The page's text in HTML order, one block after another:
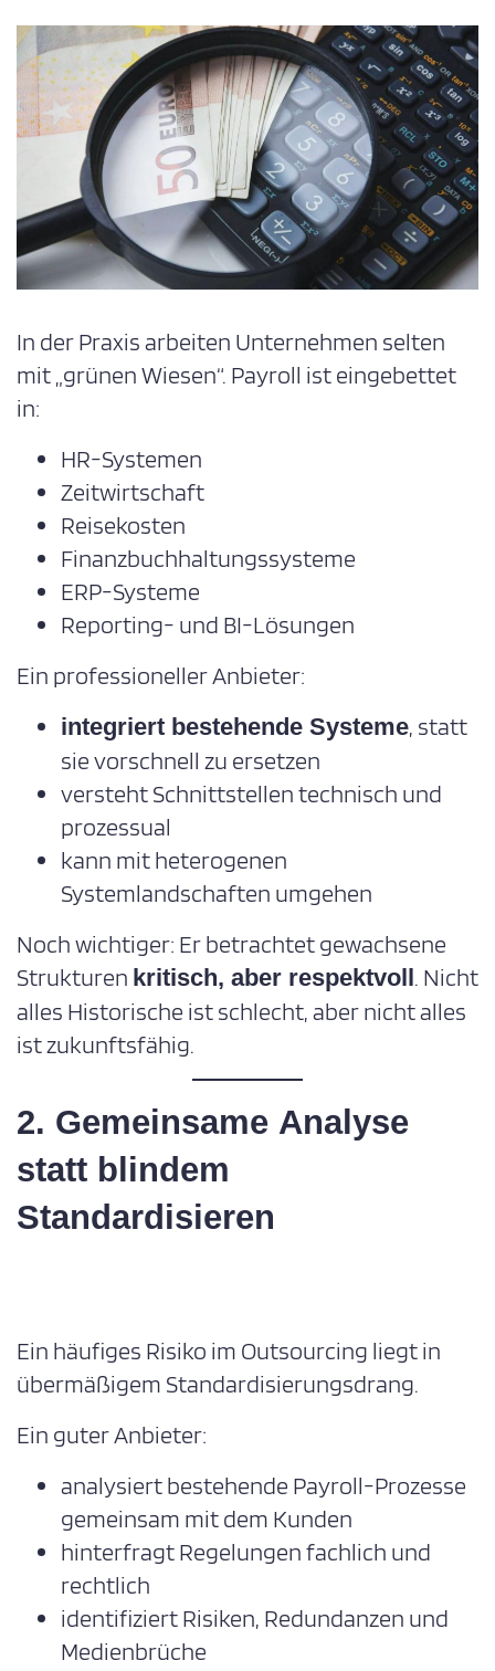
In der Praxis arbeiten Unternehmen selten
mit „grünen Wiesen“. Payroll ist eingebettet
in:
HR-Systemen
Zeitwirtschaft
Reisekosten
Finanzbuchhaltungssysteme
ERP-Systeme
Reporting- und BI-Lösungen
Ein professioneller Anbieter:
integriert bestehende Systeme, statt
sie vorschnell zu ersetzen
versteht Schnittstellen technisch und
prozessual
kann mit heterogenen
Systemlandschaften umgehen
Noch wichtiger: Er betrachtet gewachsene
Strukturen kritisch, aber respektvoll. Nicht
alles Historische ist schlecht, aber nicht alles
ist zukunftsfähig.
2. Gemeinsame Analyse
statt blindem
Standardisieren
Ein häufiges Risiko im Outsourcing liegt in
übermäßigem Standardisierungsdrang.
Ein guter Anbieter:
analysiert bestehende Payroll-Prozesse
gemeinsam mit dem Kunden
hinterfragt Regelungen fachlich und
rechtlich
identifiziert Risiken, Redundanzen und
Medienbrüche